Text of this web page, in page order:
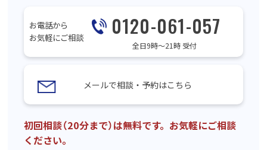
お電話から
お気軽にご相談
0120-061-057
全日9時〜21時 受付
メールで相談・予約はこちら
初回相談（20分まで）は無料です。お気軽にご相談
ください。